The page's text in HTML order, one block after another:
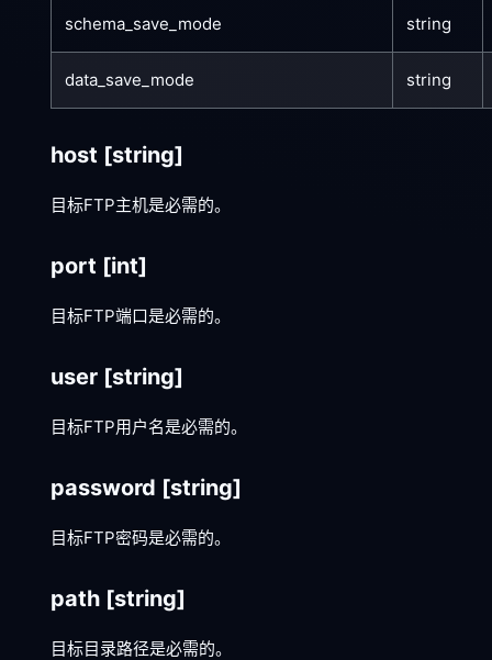
schema_save_mode string
data_save_mode string
host [string]
目标FTP主机是必需的。
port [int]
目标FTP端口是必需的。
user [string]
目标FTP用户名是必需的。
password [string]
目标FTP密码是必需的。
path [string]
目标目录路径是必需的。